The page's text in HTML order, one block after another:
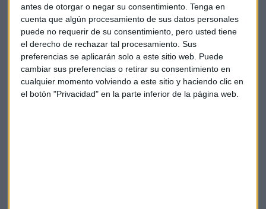
antes de otorgar o negar su consentimiento. Tenga en
cuenta que algún procesamiento de sus datos personales
puede no requerir de su consentimiento, pero usted tiene
el derecho de rechazar tal procesamiento. Sus
preferencias se aplicarán solo a este sitio web. Puede
cambiar sus preferencias o retirar su consentimiento en
cualquier momento volviendo a este sitio y haciendo clic en
el botón "Privacidad" en la parte inferior de la página web.
¿Entrar en Acciona?
"Me parece razonable porque es de esos títulos que ha
venido viajando en subida libre",comenta Ortega y
resalta: "Es muy probable que haya formado un mínimo de
reacción en los 112 euros". "Lo que no podemos pasar por
alto es que la tendencia de fondo es alcista", insiste y apunta